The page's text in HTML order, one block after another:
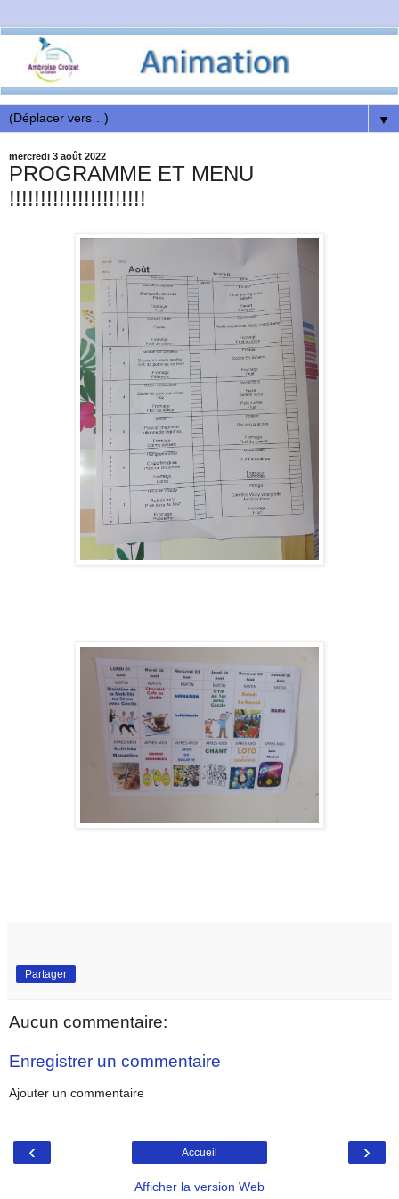
▼
mercredi 3 août 2022
PROGRAMME ET MENU
!!!!!!!!!!!!!!!!!!!!!!
Partager
Aucun commentaire:
Enregistrer un commentaire
Ajouter un commentaire
‹ ›
Accueil
Afficher la version Web